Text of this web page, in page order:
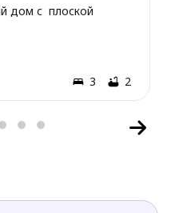
дом с плоской
3 2